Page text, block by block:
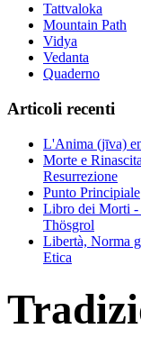
Tattvaloka
Mountain Path
Vidya
Vedanta
Quaderno
Articoli recenti
L'Anima (jīva)
Morte e
Resurrezione
Punto Principiale
Libro dei Morti -
Thösgrol
Libertà, Norma
Etica